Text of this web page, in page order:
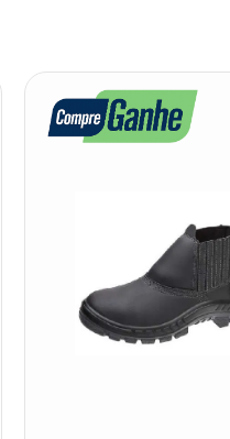
de natureza leve, bem
e a segunda
em pisos
de fungos e
maior resistência e
que buscam um calçado
versátil, e sua numeração
esse EPI certamente